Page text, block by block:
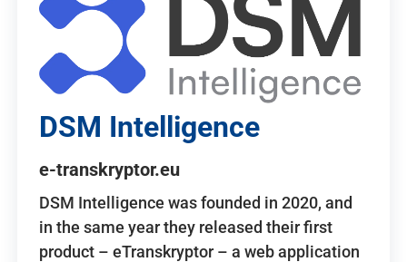
DSM Intelligence
e-transkryptor.eu
DSM Intelligence was founded in 2020, and
in the same year they released their first
product – eTranskryptor – a web application